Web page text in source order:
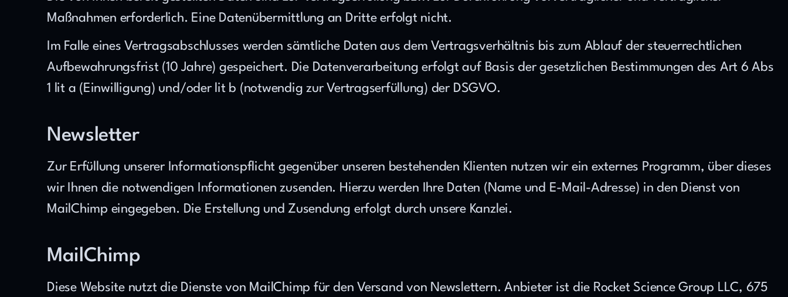
Maßnahmen erforderlich. Eine Datenübermittlung an Dritte erfolgt nicht.
Im Falle eines Vertragsabschlusses werden sämtliche Daten aus dem Vertragsverhältnis bis zum Ablauf der steuerrechtlichen
Aufbewahrungsfrist (10 Jahre) gespeichert. Die Datenverarbeitung erfolgt auf Basis der gesetzlichen Bestimmungen des Art 6 Abs
1 lit a (Einwilligung) und/oder lit b (notwendig zur Vertragserfüllung) der DSGVO.
Newsletter
Zur Erfüllung unserer Informationspflicht gegenüber unseren bestehenden Klienten nutzen wir ein externes Programm, über dieses
wir Ihnen die notwendigen Informationen zusenden. Hierzu werden Ihre Daten (Name und E-Mail-Adresse) in den Dienst von
MailChimp eingegeben. Die Erstellung und Zusendung erfolgt durch unsere Kanzlei.
MailChimp
Diese Website nutzt die Dienste von MailChimp für den Versand von Newslettern. Anbieter ist die Rocket Science Group LLC, 675